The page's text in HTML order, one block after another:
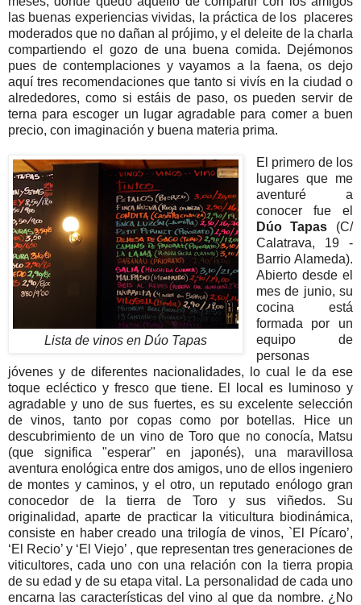
las buenas experiencias vividas, la práctica de los placeres
moderados que no dañan al prójimo, y el deleite de la charla
compartiendo el gozo de una buena comida. Dejémonos
pues de contemplaciones y vayamos a la faena, os dejo
aquí tres recomendaciones que tanto si vivís en la ciudad o
alrededores, como si estáis de paso, os pueden servir de
terna para escoger un lugar agradable para comer a buen
precio, con imaginación y buena materia prima.
Lista de vinos en Dúo Tapas
El primero de los
lugares que me
aventuré a
conocer fue el
Dúo Tapas (C/
Calatrava, 19 -
Barrio Alameda).
Abierto desde el
mes de junio, su
cocina está
formada por un
equipo de
personas
jóvenes y de diferentes nacionalidades, lo cual le da ese
toque ecléctico y fresco que tiene. El local es luminoso y
agradable y uno de sus fuertes, es su excelente selección
de vinos, tanto por copas como por botellas. Hice un
descubrimiento de un vino de Toro que no conocía, Matsu
(que significa "esperar" en japonés), una maravillosa
aventura enológica entre dos amigos, uno de ellos ingeniero
de montes y caminos, y el otro, un reputado enólogo gran
conocedor de la tierra de Toro y sus viñedos. Su
originalidad, aparte de practicar la viticultura biodinámica,
consiste en haber creado una trilogía de vinos, `El Pícaro’,
‘El Recio’ y ‘El Viejo’ , que representan tres generaciones de
viticultores, cada uno con una relación con la tierra propia
de su edad y de su etapa vital. La personalidad de cada uno
encarna las características del vino al que da nombre. ¿No